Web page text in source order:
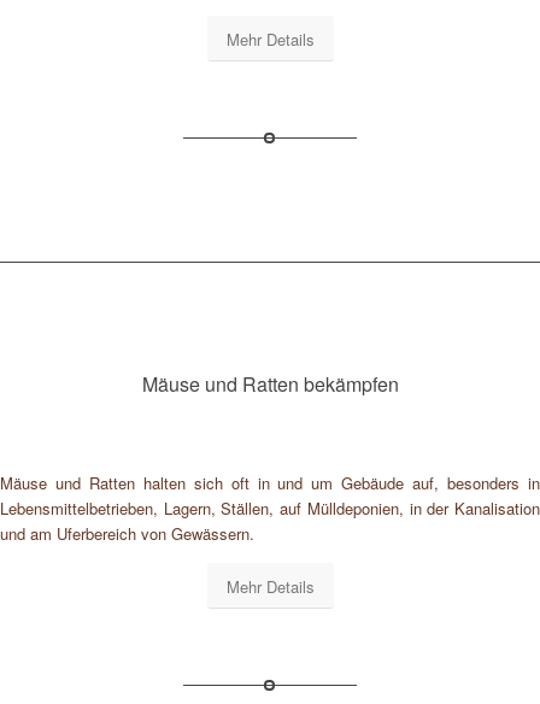
Mehr Details
Mäuse und Ratten bekämpfen
Mäuse und Ratten halten sich oft in und um Gebäude auf, besonders in
Lebensmittelbetrieben, Lagern, Ställen, auf Mülldeponien, in der Kanalisation
und am Uferbereich von Gewässern.
Mehr Details